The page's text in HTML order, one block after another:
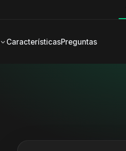
CaracterísticasPreguntas